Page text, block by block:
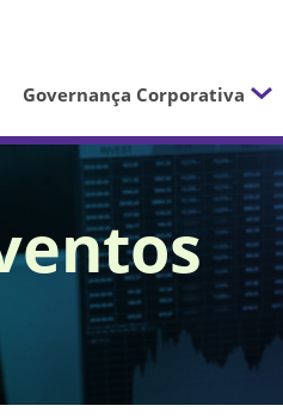
Governança Corporativa